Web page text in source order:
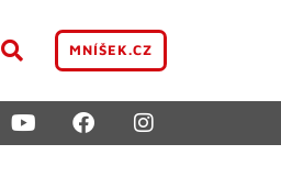
MNÍŠEK.CZ